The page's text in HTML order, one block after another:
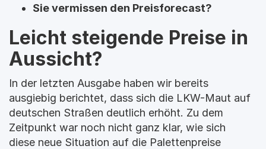
Sie vermissen den Preisforecast?
Leicht steigende Preise in
Aussicht?
In der letzten Ausgabe haben wir bereits
ausgiebig berichtet, dass sich die LKW-Maut auf
deutschen Straßen deutlich erhöht. Zu dem
Zeitpunkt war noch nicht ganz klar, wie sich
diese neue Situation auf die Palettenpreise